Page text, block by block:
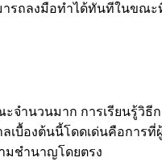
รถลงมือทำได้ทันทีในขณ
จำนวนมาก การเรียนรู้วิ
บื้องต้นนี้โดดเด่นคือการที่
มชำนาญโดยตรง